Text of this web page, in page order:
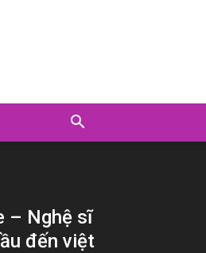
– Nghệ sĩ
đến việt